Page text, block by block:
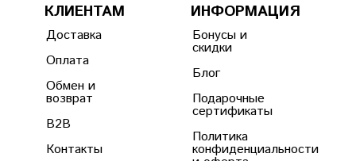
КЛИЕНТАМ
Доставка
Оплата
Обмен и
возврат
B2B
Контакты
ИНФОРМАЦИЯ
Бонусы и
скидки
Блог
Подарочные
сертификаты
Политика
конфиденциальности